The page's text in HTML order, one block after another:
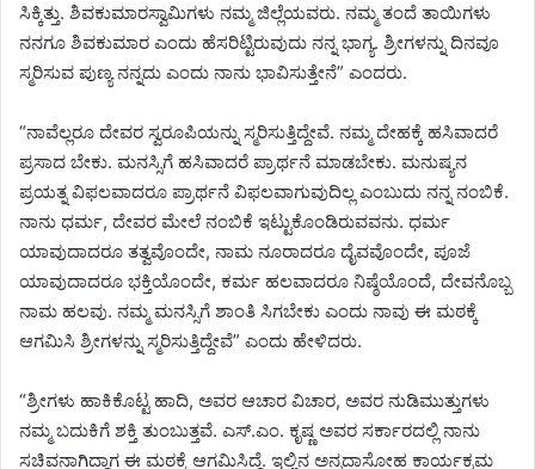
ಸಿಕ್ಕಿತ್ತು. ಶಿವಕುಮಾರಸ್ವಾಮಿಗಳು ನಮ್ಮ ಜಿಲ್ಲೆಯವರು. ನಮ್ಮ ತಂದೆ ತಾಯಿಗಳು
ನನಗೂ ಶಿವಕುಮಾರ ಎಂದು ಹೆಸರಿಟ್ಟಿರುವುದು ನನ್ನ ಭಾಗ್ಯ. ಶ್ರೀಗಳನ್ನು ದಿನವೂ
ಸ್ಮರಿಸುವ ಪುಣ್ಯ ನನ್ನದು ಎಂದು ನಾನು ಭಾವಿಸುತ್ತೇನೆ” ಎಂದರು.
“ನಾವೆಲ್ಲರೂ ದೇವರ ಸ್ವರೂಪಿಯನ್ನು ಸ್ಮರಿಸುತ್ತಿದ್ದೇವೆ. ನಮ್ಮ ದೇಹಕ್ಕೆ ಹಸಿವಾದರೆ
ಪ್ರಸಾದ ಬೇಕು. ಮನಸ್ಸಿಗೆ ಹಸಿವಾದರೆ ಪ್ರಾರ್ಥನೆ ಮಾಡಬೇಕು. ಮನುಷ್ಯನ
ಪ್ರಯತ್ನ ವಿಫಲವಾದರೂ ಪ್ರಾರ್ಥನೆ ವಿಫಲವಾಗುವುದಿಲ್ಲ ಎಂಬುದು ನನ್ನ ನಂಬಿಕೆ.
ನಾನು ಧರ್ಮ, ದೇವರ ಮೇಲೆ ನಂಬಿಕೆ ಇಟ್ಟುಕೊಂಡಿರುವವನು. ಧರ್ಮ
ಯಾವುದಾದರೂ ತತ್ವವೊಂದೇ, ನಾಮ ನೂರಾದರೂ ದೈವವೊಂದೇ, ಪೂಜೆ
ಯಾವುದಾದರೂ ಭಕ್ತಿಯೊಂದೇ, ಕರ್ಮ ಹಲವಾದರೂ ನಿಷ್ಠೆಯೊಂದೆ, ದೇವನೊಬ್ಬ
ನಾಮ ಹಲವು. ನಮ್ಮ ಮನಸ್ಸಿಗೆ ಶಾಂತಿ ಸಿಗಬೇಕು ಎಂದು ನಾವು ಈ ಮಠಕ್ಕೆ
ಆಗಮಿಸಿ ಶ್ರೀಗಳನ್ನು ಸ್ಮರಿಸುತ್ತಿದ್ದೇವೆ” ಎಂದು ಹೇಳಿದರು.
“ಶ್ರೀಗಳು ಹಾಕಿಕೊಟ್ಟ ಹಾದಿ, ಅವರ ಆಚಾರ ವಿಚಾರ, ಅವರ ನುಡಿಮುತ್ತುಗಳು
ನಮ್ಮ ಬದುಕಿಗೆ ಶಕ್ತಿ ತುಂಬುತ್ತವೆ. ಎಸ್.ಎಂ. ಕೃಷ್ಣ ಅವರ ಸರ್ಕಾರದಲ್ಲಿ ನಾನು
ಸಚಿವನಾಗಿದ್ದಾಗ ಈ ಮಠಕ್ಕೆ ಆಗಮಿಸಿದ್ದೆ. ಇಲ್ಲಿನ ಅನ್ನದಾಸೋಹ ಕಾರ್ಯಕ್ರಮ